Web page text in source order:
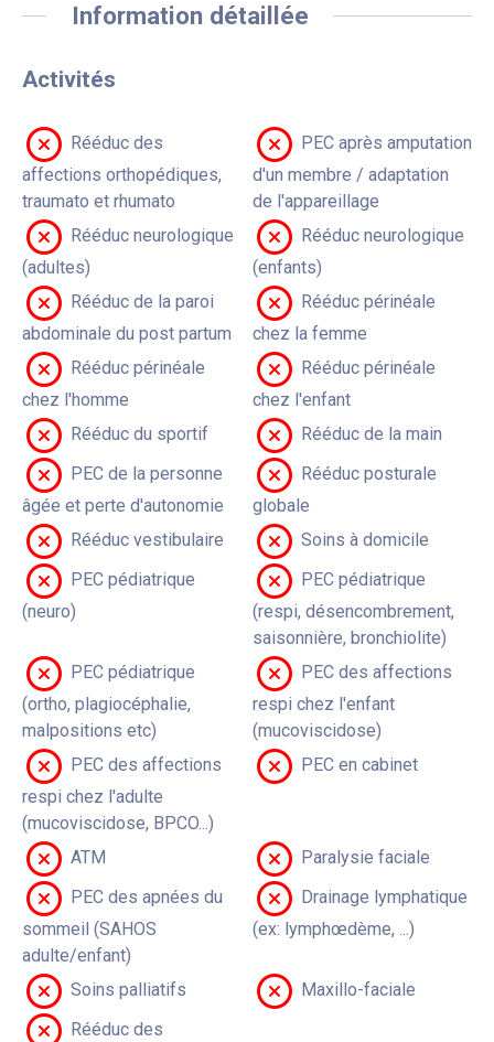
Information détaillée
Activités
Rééduc des
affections orthopédiques,
traumato et rhumato
PEC après amputation
d'un membre / adaptation
de l'appareillage
Rééduc neurologique
(adultes)
Rééduc neurologique
(enfants)
Rééduc de la paroi
abdominale du post partum
Rééduc périnéale
chez la femme
Rééduc périnéale
chez l'homme
Rééduc périnéale
chez l'enfant
Rééduc du sportif
Rééduc de la main
PEC de la personne
âgée et perte d'autonomie
Rééduc posturale
globale
Rééduc vestibulaire
Soins à domicile
PEC pédiatrique
(neuro)
PEC pédiatrique
(respi, désencombrement,
saisonnière, bronchiolite)
PEC pédiatrique
(ortho, plagiocéphalie,
malpositions etc)
PEC des affections
respi chez l'enfant
(mucoviscidose)
PEC des affections
respi chez l'adulte
(mucoviscidose, BPCO...)
PEC en cabinet
ATM
Paralysie faciale
PEC des apnées du
sommeil (SAHOS
adulte/enfant)
Drainage lymphatique
(ex: lymphœdème, ...)
Soins palliatifs
Maxillo-faciale
Rééduc des